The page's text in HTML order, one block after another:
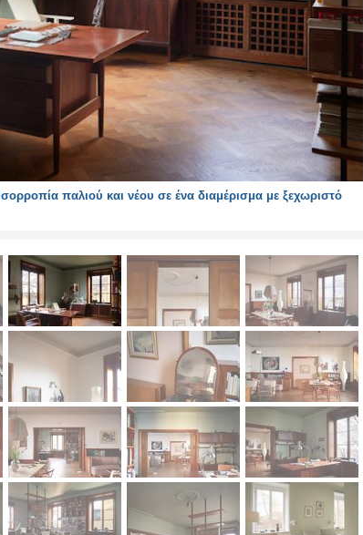
παλιού και νέου σε ένα διαμέρισμα με ξεχωριστό